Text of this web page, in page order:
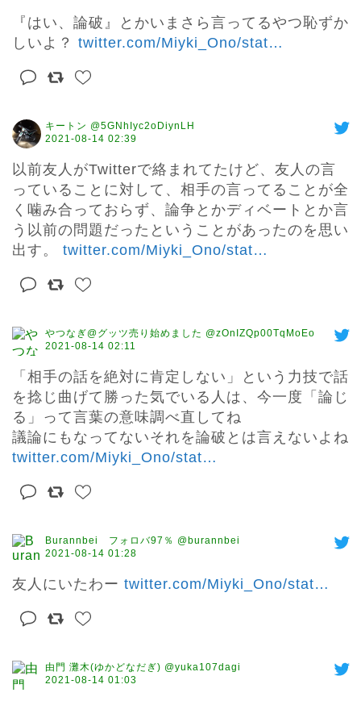
『はい、論破』とかいまさら言ってるやつ恥ずか
しいよ？ twitter.com/Miyki_Ono/stat…
キートン @5GNhIyc2oDiynLH
2021-08-14 02:39
以前友人がTwitterで絡まれてたけど、友人の言
っていることに対して、相手の言ってることが全
く噛み合っておらず、論争とかディベートとか言
う以前の問題だったということがあったのを思い
出す。 twitter.com/Miyki_Ono/stat…
やつなぎ@グッツ売り始めました @zOnIZQp00TqMoEo
2021-08-14 02:11
「相手の話を絶対に肯定しない」という力技で話
を捻じ曲げて勝った気でいる人は、今一度「論じ
る」って言葉の意味調べ直してね
twitter.com/Miyki_Ono/stat…
Burannbei フォロバ97％ @burannbei
2021-08-14 01:28
友人にいたわー twitter.com/Miyki_Ono/stat…
由門 灘木(ゆかどなだぎ) @yuka107dagi
2021-08-14 01:03